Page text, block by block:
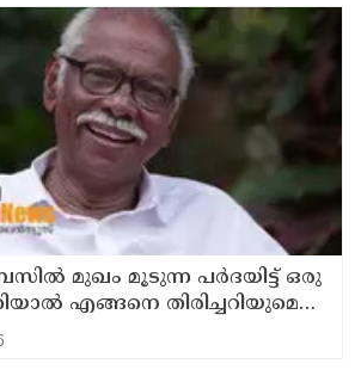
ബസിൽ മുഖം മൂടുന്ന പർദയിട്ട് ഒരു
എങ്ങനെ തിരിച്ചറിയുമെന്ന്